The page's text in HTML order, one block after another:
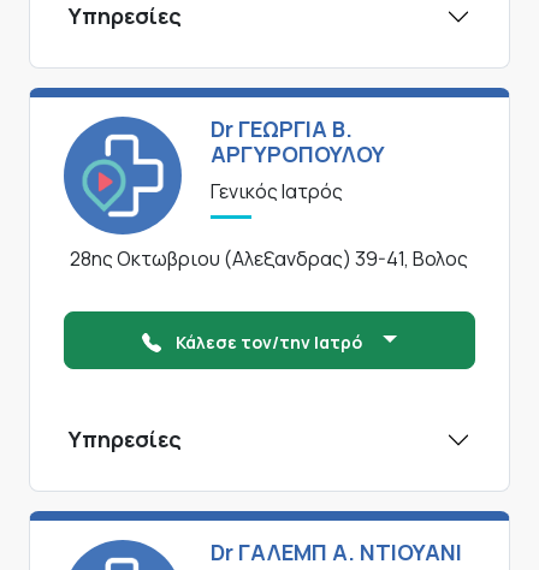
Υπηρεσίες
Dr ΓΕΩΡΓΙΑ Β.
ΑΡΓΥΡΟΠΟΥΛΟΥ
Γενικός Ιατρός
28ης Οκτωβριου (Αλεξανδρας) 39-41, Βολος
Κάλεσε τον/την Ιατρό
Υπηρεσίες
Dr ΓΑΛΕΜΠ Α. ΝΤΙΟΥΑΝΙ